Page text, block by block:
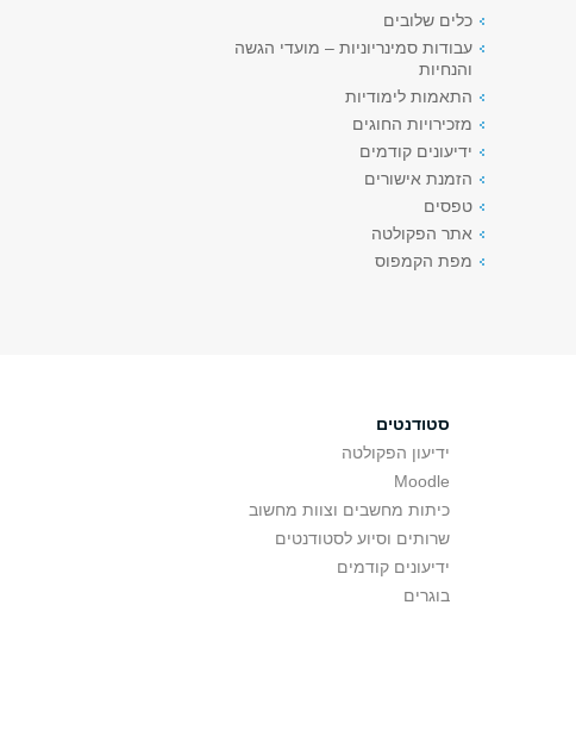
כלים שלובים
עבודות סמינריוניות – מועדי הגשה
והנחיות
התאמות לימודיות
מזכירויות החוגים
ידיעונים קודמים
הזמנת אישורים
טפסים
אתר הפקולטה
מפת הקמפוס
סטודנטים
ידיעון הפקולטה
Moodle
כיתות מחשבים וצוות מחשוב
שרותים וסיוע לסטודנטים
ידיעונים קודמים
בוגרים